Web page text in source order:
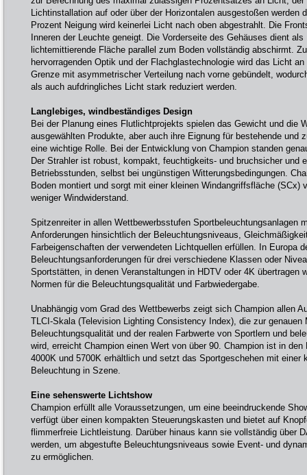
Lichtinstallation auf oder über der Horizontalen ausgestoßen werden
Prozent Neigung wird keinerlei Licht nach oben abgestrahlt. Die
Inneren der Leuchte geneigt. Die Vorderseite des Gehäuses dient als
lichtemittierende Fläche parallel zum Boden vollständig abschirmt.
hervorragenden Optik und der Flachglastechnologie wird das Licht
Grenze mit asymmetrischer Verteilung nach vorne gebündelt,
als auch aufdringliches Licht stark reduziert werden.
Langlebiges, windbeständiges Design
Bei der Planung eines Flutlichtprojekts spielen das Gewicht und die
ausgewählten Produkte, aber auch ihre Eignung für bestehende und
eine wichtige Rolle. Bei der Entwicklung von Champion standen
Der Strahler ist robust, kompakt, feuchtigkeits- und bruchsicher und
Betriebsstunden, selbst bei ungünstigen Witterungsbedingungen.
Boden montiert und sorgt mit einer kleinen Windangriffsfläche (SCx)
weniger Windwiderstand.
Spitzenreiter in allen Wettbewerbsstufen Sportbeleuchtungsanlagen
Anforderungen hinsichtlich der Beleuchtungsniveaus,
Farbeigenschaften der verwendeten Lichtquellen erfüllen. In Europa
Beleuchtungsanforderungen für drei verschiedene Klassen oder
Sportstätten, in denen Veranstaltungen in HDTV oder 4K übertragen
Normen für die Beleuchtungsqualität und Farbwiedergabe.
Unabhängig vom Grad des Wettbewerbs zeigt sich Champion allen
TLCI-Skala (Television Lighting Consistency Index), die zur genauen
Beleuchtungsqualität und der realen Farbwerte von Sportlern und
wird, erreicht Champion einen Wert von über 90. Champion ist in den
4000K und 5700K erhältlich und setzt das Sportgeschehen mit einer
Beleuchtung in Szene.
Eine sehenswerte Lichtshow
Champion erfüllt alle Voraussetzungen, um eine beeindruckende
verfügt über einen kompakten Steuerungskasten und bietet auf
flimmerfreie Lichtleistung. Darüber hinaus kann sie vollständig über
werden, um abgestufte Beleuchtungsniveaus sowie Event- und
zu ermöglichen.